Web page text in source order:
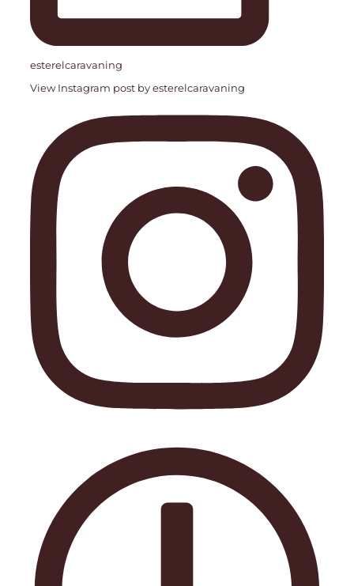
esterelcaravaning
View Instagram post by esterelcaravaning